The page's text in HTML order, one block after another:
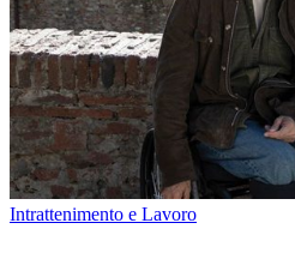
Intrattenimento e Lavoro